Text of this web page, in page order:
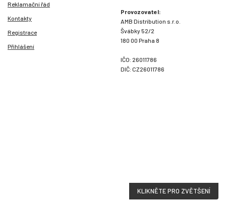
Reklamační řád
Kontakty
Registrace
Přihlášení
Provozovatel:
AMB Distribution s.r.o.
Švábky 52/2
180 00 Praha 8
IČO: 26011786
DIČ: CZ26011786
KLIKNĚTE PRO ZVĚTŠENÍ